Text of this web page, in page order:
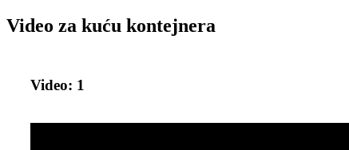
Video za kuću kontejnera
Video: 1